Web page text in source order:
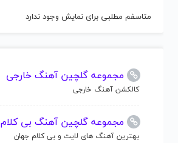
متاسفم مطلبی برای نمایش وجود ندارد
مجموعه گلچین آهنگ خارجی
کالکشن آهنگ خارجی
مجموعه گلچین آهنگ بی کلام
بهترین آهنگ های لایت و بی کلام جهان